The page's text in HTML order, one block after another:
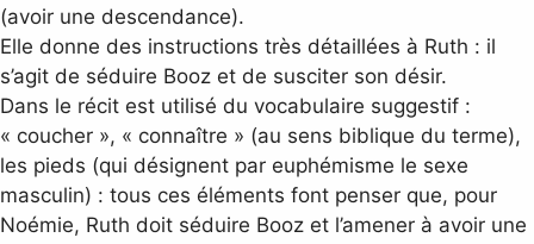
(avoir une descendance).
Elle donne des instructions très détaillées à Ruth : il
s’agit de séduire Booz et de susciter son désir.
Dans le récit est utilisé du vocabulaire suggestif :
« coucher », « connaître » (au sens biblique du terme),
les pieds (qui désignent par euphémisme le sexe
masculin) : tous ces éléments font penser que, pour
Noémie, Ruth doit séduire Booz et l’amener à avoir une